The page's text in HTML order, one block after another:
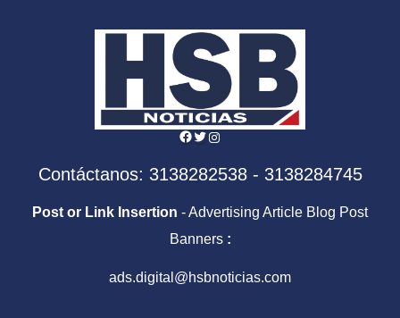
Facebook
Twitter
Instagram
Contáctanos: 3138282538 - 3138284745
Post or Link Insertion - Advertising Article Blog Post
Banners :
ads.digital@hsbnoticias.com